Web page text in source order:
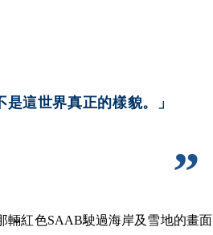
這世界真正的樣貌。」
輛紅色SAAB駛過海岸及雪地的畫面